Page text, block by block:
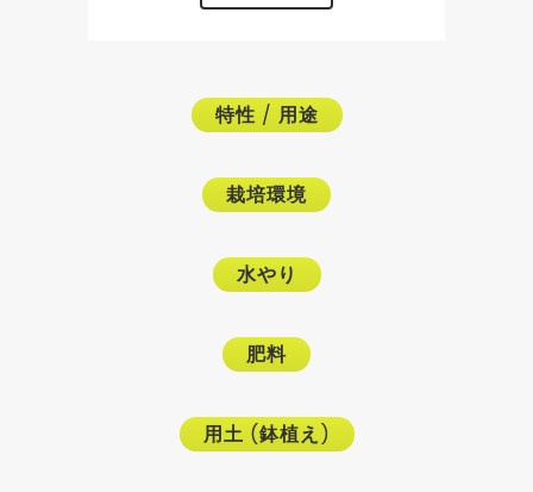
特性/ 用途
栽培環境
水やり
肥料
用土 (鉢植え)